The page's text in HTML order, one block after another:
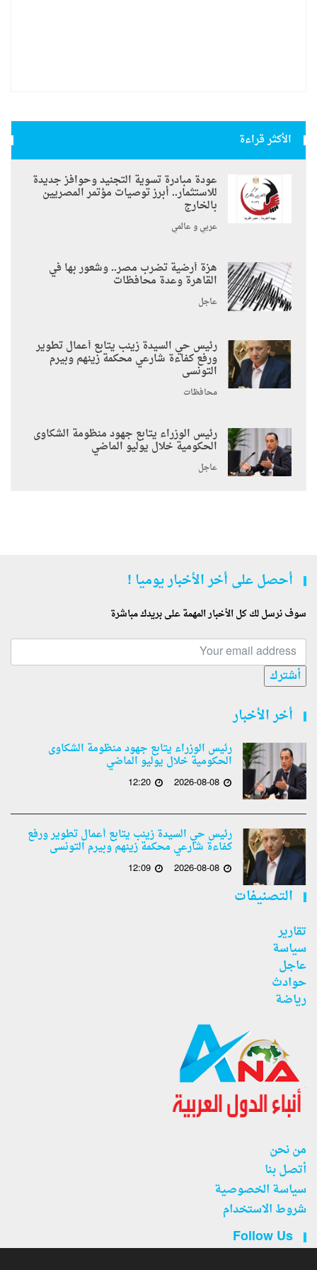
الأكثر قراءة
عودة مبادرة تسوية التجنيد وحوافز جديدة
للاستثمار.. أبرز توصيات مؤتمر المصريين
بالخارج
عربي و عالمي
هزة أرضية تضرب مصر.. وشعور بها في
القاهرة وعدة محافظات
عاجل
رئيس حي السيدة زينب يتابع أعمال تطوير
ورفع كفاءة شارعي محكمة زينهم وبيرم
التونسى
محافظات
رئيس الوزراء يتابع جهود منظومة الشكاوى
الحكومية خلال يوليو الماضي
عاجل
أحصل على أخر الأخبار يوميا !
سوف نرسل لك كل الأخبار المهمة على بريدك مباشرة
أشترك
أخر الأخبار
رئيس الوزراء يتابع جهود منظومة الشكاوى
الحكومية خلال يوليو الماضي
2026-08-08
12:20
رئيس حي السيدة زينب يتابع أعمال تطوير ورفع
كفاءة شارعي محكمة زينهم وبيرم التونسى
2026-08-08
12:09
التصنيفات
تقارير
سياسة
عاجل
حوادث
رياضة
من نحن
أتصل بنا
سياسة الخصوصية
شروط الاستخدام
Follow Us